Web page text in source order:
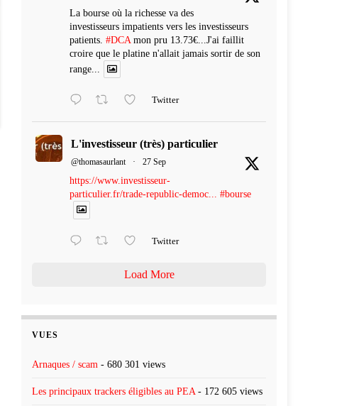
La bourse où la richesse va des
investisseurs impatients vers les investisseurs
patients. #DCAmon pru 13.73€...J'ai faillit
croire que le platine n'allait jamais sortir de son
range...
Twitter
L'investisseur (très) particulier
@thomasaurlant · 27 Sep
https://www.investisseur-
particulier.fr/trade-republic-democ... #bourse
Twitter
Load More
VUES
Arnaques / scam - 680 301 views
Les principaux trackers éligibles au PEA - 172 605 views